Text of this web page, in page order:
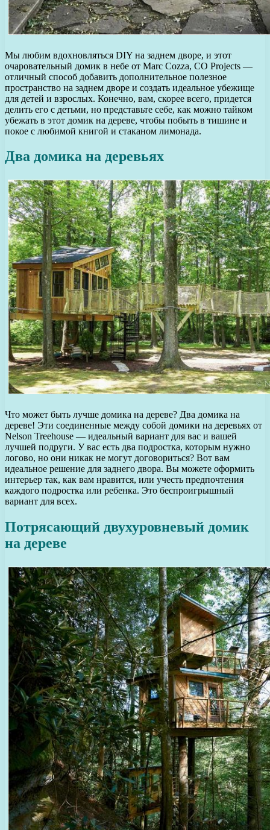
Мы любим вдохновляться DIY на заднем дворе, и этот
очаровательный домик в небе от Marc Cozza, CO Projects —
отличный способ добавить дополнительное полезное
пространство на заднем дворе и создать идеальное убежище
для детей и взрослых. Конечно, вам, скорее всего, придется
делить его с детьми, но представьте себе, как можно тайком
убежать в этот домик на дереве, чтобы побыть в тишине и
покое с любимой книгой и стаканом лимонада.
Два домика на деревьях
Что может быть лучше домика на дереве? Два домика на
дереве! Эти соединенные между собой домики на деревьях от
Nelson Treehouse — идеальный вариант для вас и вашей
лучшей подруги. У вас есть два подростка, которым нужно
логово, но они никак не могут договориться? Вот вам
идеальное решение для заднего двора. Вы можете оформить
интерьер так, как вам нравится, или учесть предпочтения
каждого подростка или ребенка. Это беспроигрышный
вариант для всех.
Потрясающий двухуровневый домик
на дереве